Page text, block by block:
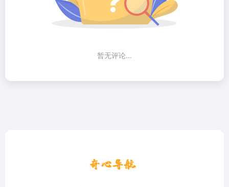
暂无评论...